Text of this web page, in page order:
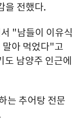
을 전했다.
"남들이 이유식
말아 먹었다"고
도 남양주 인근에
는 추어탕 전문